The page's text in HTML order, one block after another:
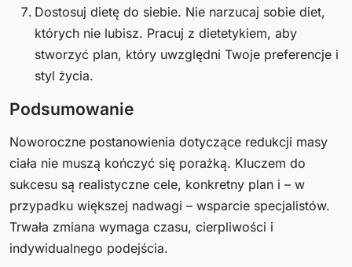
Dostosuj dietę do siebie. Nie narzucaj sobie diet,
których nie lubisz. Pracuj z dietetykiem, aby
stworzyć plan, który uwzględni Twoje preferencje i
styl życia.
Podsumowanie
Noworoczne postanowienia dotyczące redukcji masy
ciała nie muszą kończyć się porażką. Kluczem do
sukcesu są realistyczne cele, konkretny plan i – w
przypadku większej nadwagi – wsparcie specjalistów.
Trwała zmiana wymaga czasu, cierpliwości i
indywidualnego podejścia.